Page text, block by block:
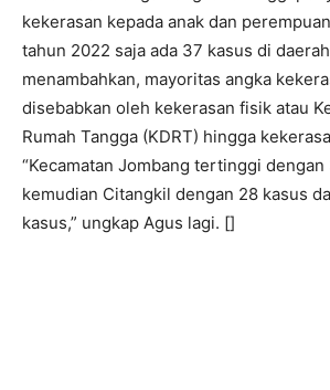
kekerasan kepada anak dan
tahun 2022 saja ada 37 kasus di
menambahkan, mayoritas angka
disebabkan oleh kekerasan fisik atau
Rumah Tangga (KDRT) hingga
“Kecamatan Jombang tertinggi dengan
kemudian Citangkil dengan 28 kasus
kasus,” ungkap Agus lagi. []